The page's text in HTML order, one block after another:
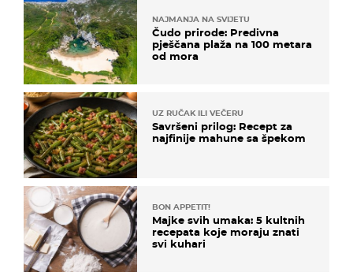
NAJMANJA NA SVIJETU
Čudo prirode: Predivna
pješčana plaža na 100 metara
od mora
UZ RUČAK ILI VEČERU
Savršeni prilog: Recept za
najfinije mahune sa špekom
BON APPETIT!
Majke svih umaka: 5 kultnih
recepata koje moraju znati
svi kuhari